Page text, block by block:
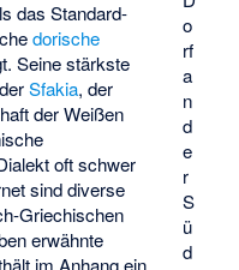
o
rf
a
n
d
e
r
S
ü
d
das Standard-
dorische
Seine stärkste
Sfakia, der
der Weißen
oft schwer
sind diverse
Griechischen
erwähnte
im Anhang ein